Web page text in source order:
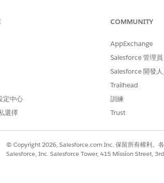
定中心
選擇
COMMUNITY
AppExchange
Salesforce 管理員
Salesforce 開發人
Trailhead
訓練
Trust
© Copyright 2026, Salesforce.com Inc. 保留所有權利。各
Salesforce, Inc. Salesforce Tower, 415 Mission Street,